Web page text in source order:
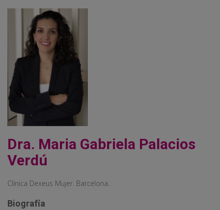
Dra. Maria Gabriela Palacios
Verdú
Clínica Dexeus Mujer. Barcelona.
Biografía